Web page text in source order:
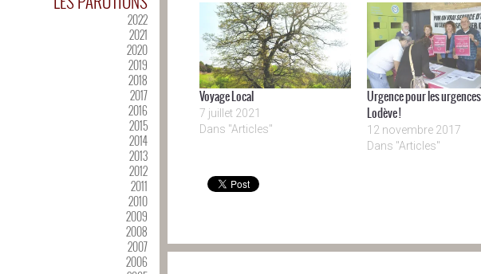
2022
2021
2020
2019
2018
2017
2016
2015
2014
2013
2012
2011
2010
2009
2008
2007
2006
Voyage Local
7 juillet 2021
Dans "Articles"
Urgence pour les
Lodève !
12 novembre 2017
Dans "Articles"